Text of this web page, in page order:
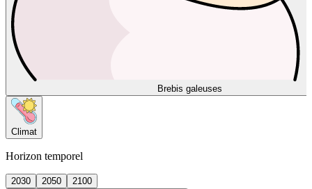
Brebis galeuses
Climat
Horizon temporel
2030 2050
2100